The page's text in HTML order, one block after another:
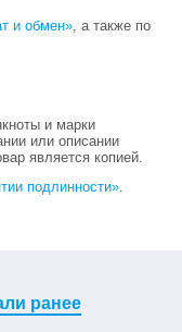
и обмен», а также по
и марки
или описании
является копией.
подлинности».
ранее